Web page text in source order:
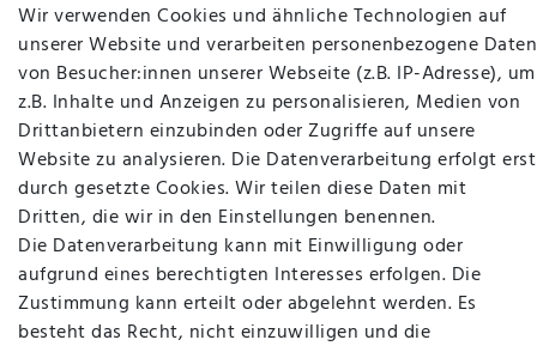
AGB
SOCIAL
Betten Seifert – Ihr Fachgeschäft für Betten,
Matratzen, Bettwaren & mehr in Ibbenbüren. Sie
möchten richtig gut schlafen, legen Wert auf
Wir verwenden Cookies und ähnliche Technologien auf
unserer Website und verarbeiten personenbezogene Daten
von Besucher:innen unserer Webseite (z.B. IP-Adresse), um
z.B. Inhalte und Anzeigen zu personalisieren, Medien von
Drittanbietern einzubinden oder Zugriffe auf unsere
Website zu analysieren. Die Datenverarbeitung erfolgt erst
durch gesetzte Cookies. Wir teilen diese Daten mit
Dritten, die wir in den Einstellungen benennen.
Die Datenverarbeitung kann mit Einwilligung oder
aufgrund eines berechtigten Interesses erfolgen. Die
Zustimmung kann erteilt oder abgelehnt werden. Es
besteht das Recht, nicht einzuwilligen und die